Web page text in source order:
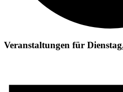
Veranstaltungen für